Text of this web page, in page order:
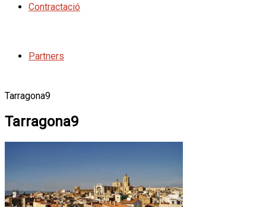
Contractació
Partners
Tarragona9
Tarragona9